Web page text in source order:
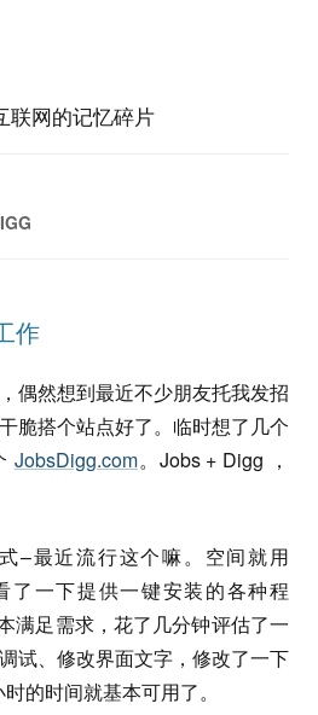
联网的记忆碎片
作
偶然想到最近不少朋友托我发招
脆搭个站点好了。临时想了几个
JobsDigg.com。Jobs + Digg ，
–最近流行这个嘛。空间就用
了一下提供一键安装的各种程
满足需求，花了几分钟评估了一
试、修改界面文字，修改了一下
的时间就基本可用了。